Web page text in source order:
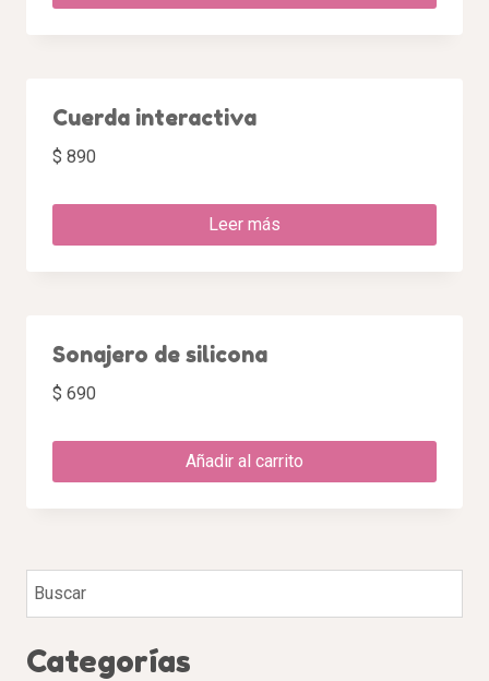
Cuerda interactiva
$ 890
Leer más
Sonajero de silicona
$ 690
Añadir al carrito
Categorías